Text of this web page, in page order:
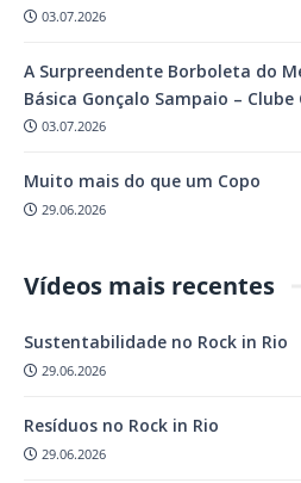
03.07.2026
A Surpreendente Borboleta do
Básica Gonçalo Sampaio – Clube
03.07.2026
Muito mais do que um Copo
29.06.2026
Vídeos mais recentes
Sustentabilidade no Rock in Rio
29.06.2026
Resíduos no Rock in Rio
29.06.2026